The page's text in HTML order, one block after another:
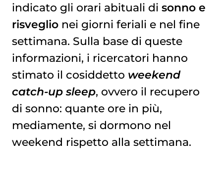
indicato gli orari abituali di sonno e
risveglionei giorni feriali e nel fine
settimana. Sulla base di queste
informazioni, i ricercatori hanno
stimato il cosiddetto weekend
catch-up sleep, ovvero il recupero
di sonno: quante ore in più,
mediamente, si dormono nel
weekend rispetto alla settimana.